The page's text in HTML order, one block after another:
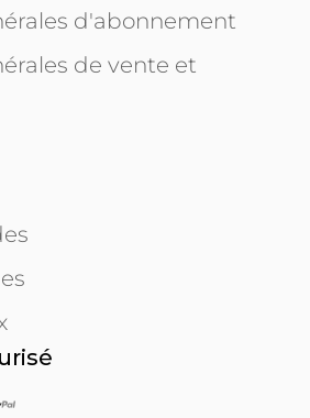
d'abonnement
de vente et